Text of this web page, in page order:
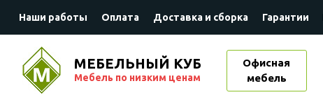
Наши работы Оплата Доставка и сборка Гарантии
МЕБЕЛЬНЫЙ КУБ
Мебель по низким ценам
Офисная
мебель